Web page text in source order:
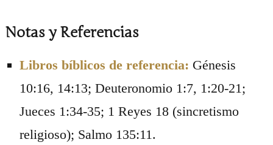
Notas y Referencias
Libros bíblicos de referencia: Génesis
10:16, 14:13; Deuteronomio 1:7, 1:20-21;
Jueces 1:34-35; 1 Reyes 18 (sincretismo
religioso); Salmo 135:11.